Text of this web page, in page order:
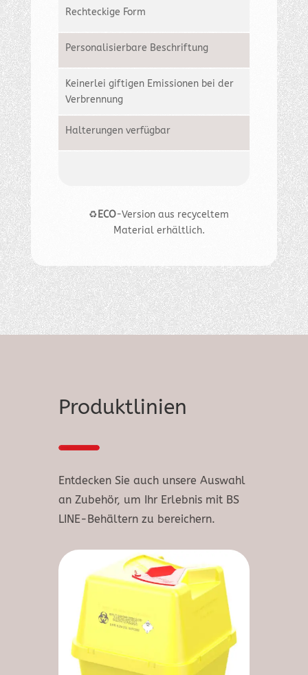
Rechteckige Form
Personalisierbare Beschriftung
Keinerlei giftigen Emissionen bei der
Verbrennung
Halterungen verfügbar
♻️ECO-Version aus recyceltem
Material erhältlich.
Produktlinien
Entdecken Sie auch unsere Auswahl
an Zubehör, um Ihr Erlebnis mit BS
LINE-Behältern zu bereichern.